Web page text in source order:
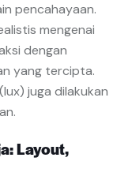
pencahayaan.
mengenai
dengan
yang tercipta.
juga dilakukan
Layout,